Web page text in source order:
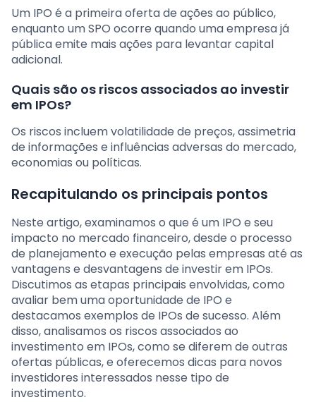
Um IPO é a primeira oferta de ações ao público,
enquanto um SPO ocorre quando uma empresa já
pública emite mais ações para levantar capital
adicional.
Quais são os riscos associados ao investir
em IPOs?
Os riscos incluem volatilidade de preços, assimetria
de informações e influências adversas do mercado,
economias ou políticas.
Recapitulando os principais pontos
Neste artigo, examinamos o que é um IPO e seu
impacto no mercado financeiro, desde o processo
de planejamento e execução pelas empresas até as
vantagens e desvantagens de investir em IPOs.
Discutimos as etapas principais envolvidas, como
avaliar bem uma oportunidade de IPO e
destacamos exemplos de IPOs de sucesso. Além
disso, analisamos os riscos associados ao
investimento em IPOs, como se diferem de outras
ofertas públicas, e oferecemos dicas para novos
investidores interessados nesse tipo de
investimento.